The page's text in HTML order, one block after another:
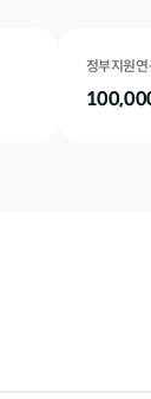
정부지원